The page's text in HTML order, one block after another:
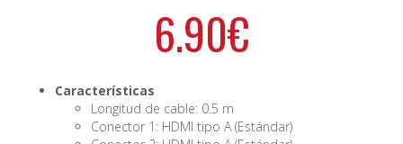
6.90€
Características
Longitud de cable: 0.5 m
Conector 1: HDMI tipo A (Estándar)